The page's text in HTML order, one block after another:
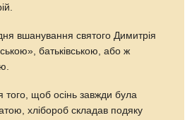
вшанування святого Димитрія
батьківською, або ж
того, щоб осінь завжди була
хлібороб складав подяку